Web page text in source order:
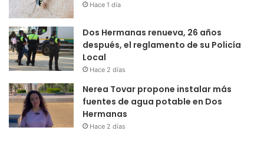
Hace 1 día
Dos Hermanas renueva, 26 años
después, el reglamento de su Policía
Local
Hace 2 días
Nerea Tovar propone instalar más
fuentes de agua potable en Dos
Hermanas
Hace 2 días